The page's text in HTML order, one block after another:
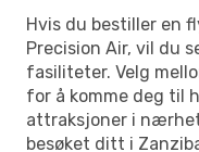
Hvis du bestiller en
Precision Air, vil du
fasiliteter. Velg
for å komme deg til
attraksjoner i
besøket ditt i